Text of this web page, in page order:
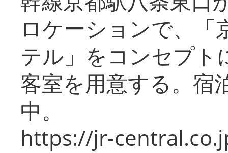
ロケーションで、「
テル」をコンセプト
客室を用意する。宿
中。
https://jr-